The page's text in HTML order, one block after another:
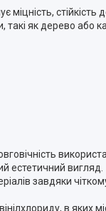
стійкість
як дерево або
естетичний вигляд.
завдяки
в яких